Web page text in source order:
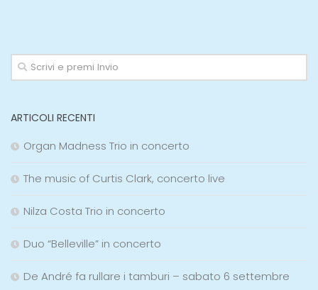
ARTICOLI RECENTI
Organ Madness Trio in concerto
The music of Curtis Clark, concerto live
Nilza Costa Trio in concerto
Duo “Belleville” in concerto
De André fa rullare i tamburi – sabato 6 settembre